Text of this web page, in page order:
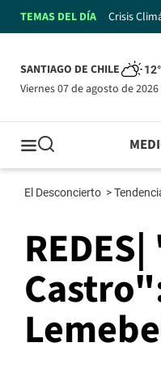
TEMAS DEL DÍA Crisis
SANTIAGO DE CHILE 12°
viernes 07 de agosto de 2026
El Desconcierto >